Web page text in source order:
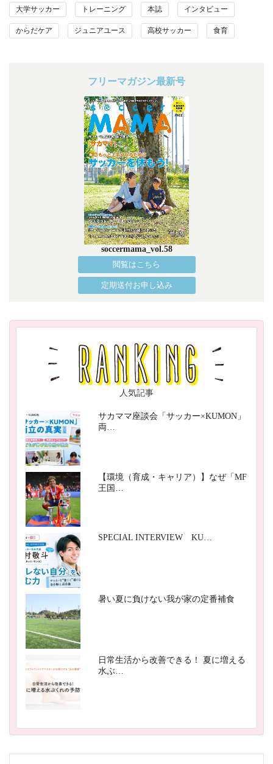
大学サッカー トレーニング 本誌 インタビュー
からだケア ジュニアユース 高校サッカー 食育
フリーマガジン最新号
soccermama_vol.58
閲覧はこちら
定期送付お申し込み
人気記事
サカママ座談会「サッカー×KUMON」
両…
【環境（育成・キャリア）】なぜ「MF
王国…
SPECIAL INTERVIEW KU…
暑い夏に負けない我が家の定番補食
日常生活から改善できる！ 夏に増える
水ぶ…